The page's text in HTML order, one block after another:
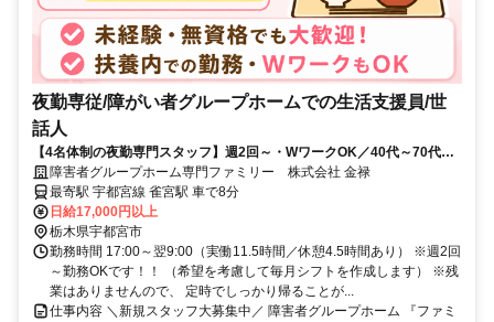
夜勤専従/障がい者グループホームでの生活支援員/世
話人
【4名体制の夜勤専門スタッフ】週2回～・WワークOK／40代～70代の
女性活躍中／無資格･未経験OK
障害者グループホーム専門ファミリー 株式会社 金禄
最寄駅 宇都宮線 雀宮駅 車で8分
日給17,000円以上
栃木県宇都宮市
勤務時間 17:00～翌9:00（実働11.5時間／休憩4.5時間あり） ※週2回
～勤務OKです！！ （希望を考慮して毎月シフトを作成します） ※残
業はありませんので、 定時でしっかり帰ることが...
仕事内容 ＼新規スタッフ大募集中／ 障害者グループホーム 『ファミ